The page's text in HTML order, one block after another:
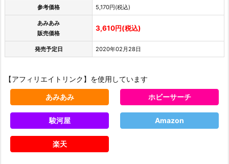
参考価格 5,170円(税込)
あみあみ
販売価格
3,610円(税込)
発売予定日 2020年02月28日
【アフィリエイトリンク】を使用しています
あみあみ ホビーサーチ
駿河屋 Amazon
楽天